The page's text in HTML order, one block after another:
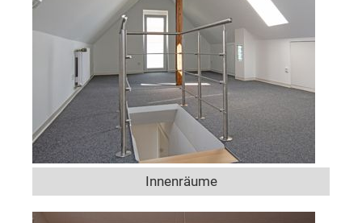
Innenräume